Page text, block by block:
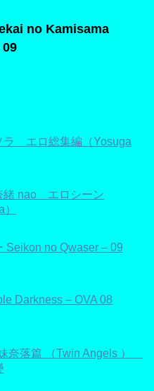
no Kamisama
エロ総集編（Yosuga
nao エロシーン
Seikon no Qwaser – 09
Darkness – OVA 08
奈落篇 （Twin Angels ）